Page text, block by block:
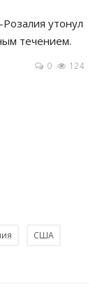
утонул
течением.
0 124
США